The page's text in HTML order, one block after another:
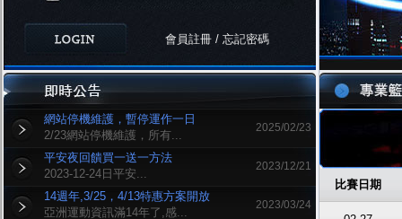
會員註冊 / 忘記密碼
網站停機維護，暫停運作一日
2/23網站停機維護，所有...
2025/02/23
平安夜回饋買一送一方法
2023-12-24日平安...
2023/12/21
14週年,3/25，4/13特惠方案開放
亞洲運動資訊滿14年了,感...
2023/03/24
比賽日期